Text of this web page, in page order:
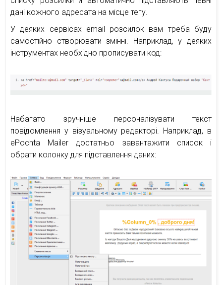
дані кожного адресата на місце тегу.
У деяких сервісах email розсилок вам треба буду
самостійно створювати змінні. Наприклад, у деяких
інструментах необхідно прописувати код:
Набагато зручніше персоналізувати текст
повідомлення у візуальному редакторі. Наприклад, в
ePochta Mailer достатньо завантажити список і
обрати колонку для підставлення даних: